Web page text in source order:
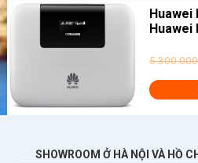
Huawei
Huawei
SHOWROOM Ở HÀ NỘI VÀ HỒ